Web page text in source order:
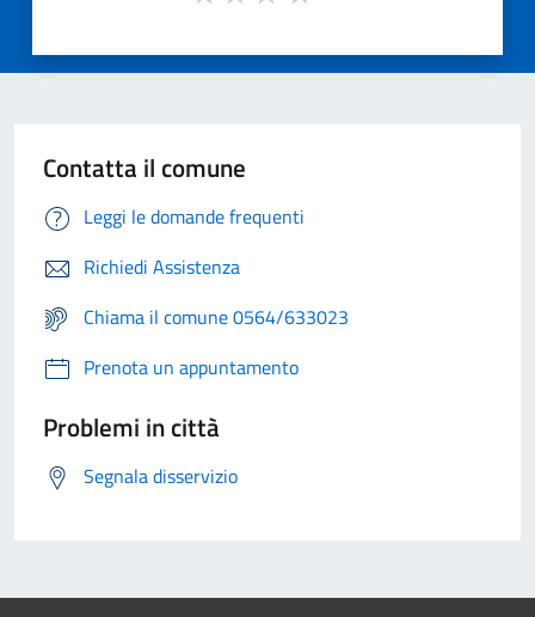
Contatta il comune
Leggi le domande frequenti
Richiedi Assistenza
Chiama il comune 0564/633023
Prenota un appuntamento
Problemi in città
Segnala disservizio